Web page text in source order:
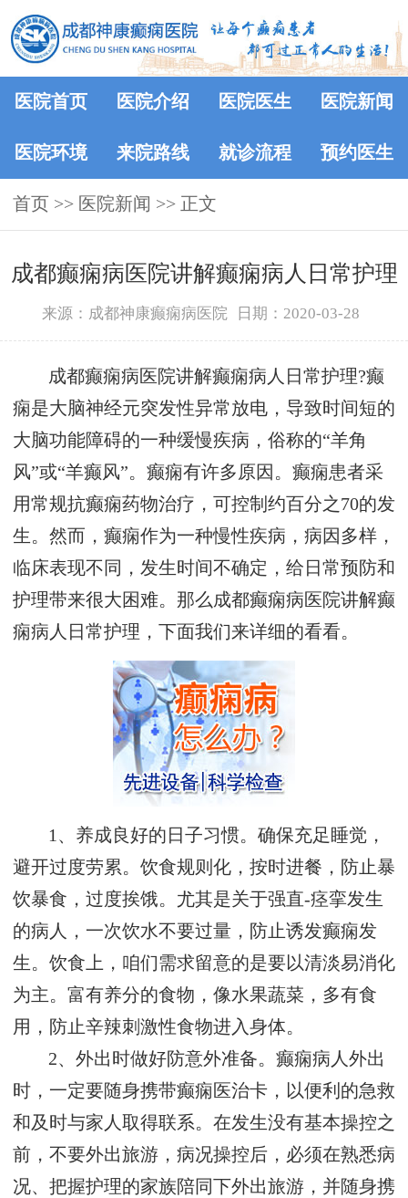
医院首页 医院介绍 医院医生 医院新闻
医院环境 来院路线 就诊流程 预约医生
首页 >> 医院新闻 >> 正文
成都癫痫病医院讲解癫痫病人日常护理
来源：成都神康癫痫病医院 日期：2020-03-28
成都癫痫病医院讲解癫痫病人日常护理?癫
痫是大脑神经元突发性异常放电，导致时间短的
大脑功能障碍的一种缓慢疾病，俗称的“羊角
风”或“羊癫风”。癫痫有许多原因。癫痫患者采
用常规抗癫痫药物治疗，可控制约百分之70的发
生。然而，癫痫作为一种慢性疾病，病因多样，
临床表现不同，发生时间不确定，给日常预防和
护理带来很大困难。那么成都癫痫病医院讲解癫
痫病人日常护理，下面我们来详细的看看。
1、养成良好的日子习惯。确保充足睡觉，
避开过度劳累。饮食规则化，按时进餐，防止暴
饮暴食，过度挨饿。尤其是关于强直-痉挛发生
的病人，一次饮水不要过量，防止诱发癫痫发
生。饮食上，咱们需求留意的是要以清淡易消化
为主。富有养分的食物，像水果蔬菜，多有食
用，防止辛辣刺激性食物进入身体。
2、外出时做好防意外准备。癫痫病人外出
时，一定要随身携带癫痫医治卡，以便利的急救
和及时与家人取得联系。在发生没有基本操控之
前，不要外出旅游，病况操控后，必须在熟悉病
况、把握护理的家族陪同下外出旅游，并随身携